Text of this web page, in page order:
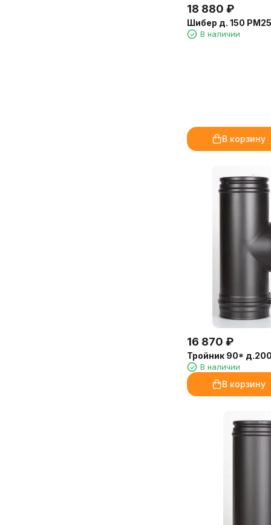
18 880 ₽
Шибер д. 150
В наличии
В корзину
16 870 ₽
Тройник 90*
В наличии
В корзину